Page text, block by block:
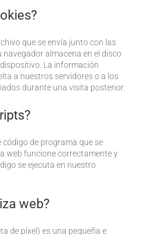
que se envía junto con las
almacena en el disco
La información
a nuestros servidores o a los
durante una visita posterior.
de programa que se
web funcione correctamente y
se ejecuta en nuestro
web?
de píxel) es una pequeña e